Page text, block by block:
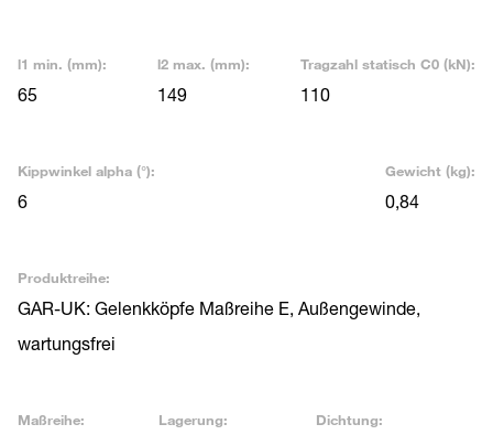
l1 min. (mm):
65
l2 max. (mm):
149
Tragzahl statisch C0 (kN):
110
Kippwinkel alpha (°):
6
Gewicht (kg):
0,84
Produktreihe:
GAR-UK: Gelenkköpfe Maßreihe E, Außengewinde,
wartungsfrei
Maßreihe: Lagerung: Dichtung: